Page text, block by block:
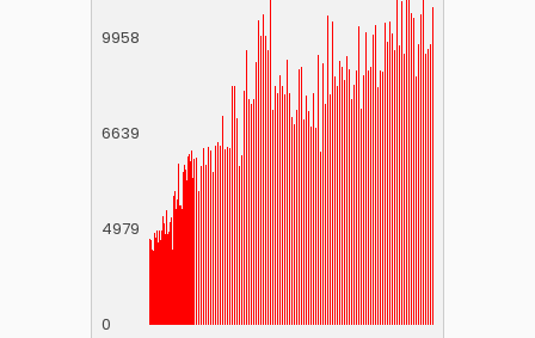
9958
6639
4979
0